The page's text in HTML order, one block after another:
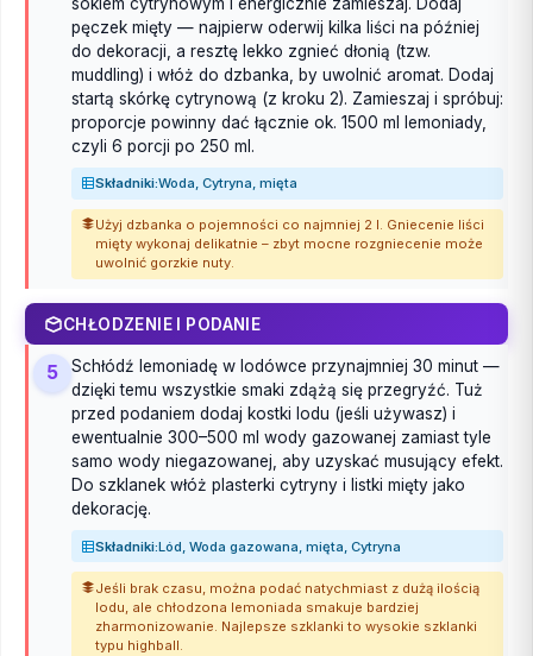
pęczek mięty — najpierw oderwij kilka liści na później
do dekoracji, a resztę lekko zgnieć dłonią (tzw.
muddling) i włóż do dzbanka, by uwolnić aromat. Dodaj
startą skórkę cytrynową (z kroku 2). Zamieszaj i spróbuj:
proporcje powinny dać łącznie ok. 1500 ml lemoniady,
czyli 6 porcji po 250 ml.
Składniki:Woda, Cytryna, mięta
Użyj dzbanka o pojemności co najmniej 2 l. Gniecenie liści
mięty wykonaj delikatnie – zbyt mocne rozgniecenie może
uwolnić gorzkie nuty.
CHŁODZENIE I PODANIE
5
Schłódź lemoniadę w lodówce przynajmniej 30 minut —
dzięki temu wszystkie smaki zdążą się przegryźć. Tuż
przed podaniem dodaj kostki lodu (jeśli używasz) i
ewentualnie 300–500 ml wody gazowanej zamiast tyle
samo wody niegazowanej, aby uzyskać musujący efekt.
Do szklanek włóż plasterki cytryny i listki mięty jako
dekorację.
Składniki:Lód, Woda gazowana, mięta, Cytryna
Jeśli brak czasu, można podać natychmiast z dużą ilością
lodu, ale chłodzona lemoniada smakuje bardziej
zharmonizowanie. Najlepsze szklanki to wysokie szklanki
typu highball.